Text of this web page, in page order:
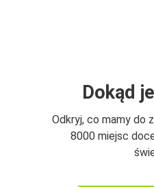
Warszawa
Ryga
Kowno
Dokąd
Odkryj, co mamy do
8000 miejsc